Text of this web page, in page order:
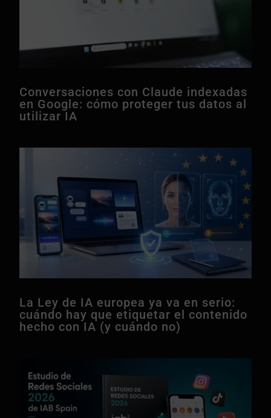
Conversaciones con Claude indexadas
en Google: cómo proteger tus datos al
utilizar IA
La Ley de IA europea ya va en serio:
cuándo hay que etiquetar el contenido
hecho con IA (y cuándo no)